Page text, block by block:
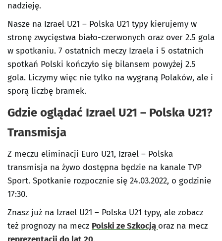
nadzieję.
Nasze na Izrael U21 – Polska U21 typy kierujemy w
stronę zwycięstwa biało-czerwonych oraz over 2.5 gola
w spotkaniu. 7 ostatnich meczy Izraela i 5 ostatnich
spotkań Polski kończyło się bilansem powyżej 2.5
gola. Liczymy więc nie tylko na wygraną Polaków, ale i
sporą liczbę bramek.
Gdzie oglądać Izrael U21 – Polska U21?
Transmisja
Z meczu eliminacji Euro U21, Izrael – Polska
transmisja na żywo dostępna będzie na kanale TVP
Sport. Spotkanie rozpocznie się 24.03.2022, o godzinie
17:30.
Znasz już na Izrael U21 – Polska U21 typy, ale zobacz
też prognozy na mecz Polski ze Szkocją oraz na mecz